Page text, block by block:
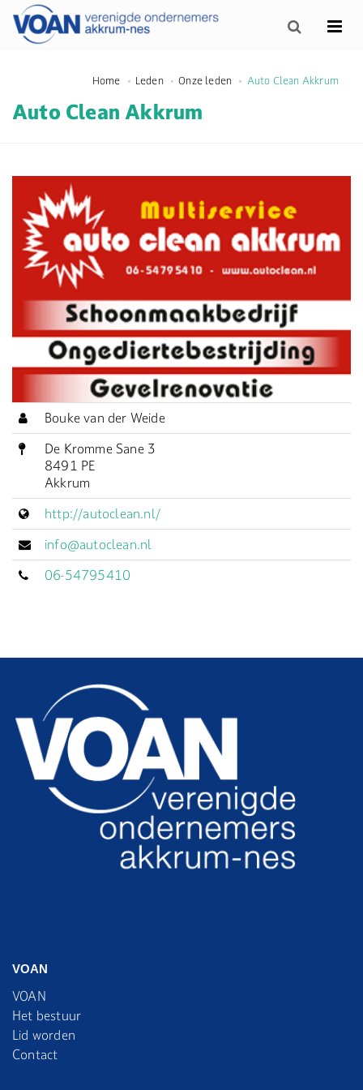
Home Leden Onze leden Auto Clean Akkrum
Auto Clean Akkrum
Bouke van der Weide
De Kromme Sane 3
8491 PE
Akkrum
http://autoclean.nl/
info@autoclean.nl
06-54795410
VOAN
VOAN
Het bestuur
Lid worden
Contact